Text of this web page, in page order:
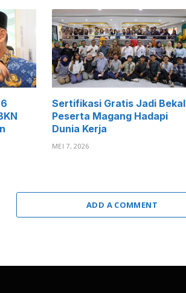
Sertifikasi Gratis Jadi Bekal
Peserta Magang Hadapi
Dunia Kerja
MEI 7, 2026
ADD A COMMENT